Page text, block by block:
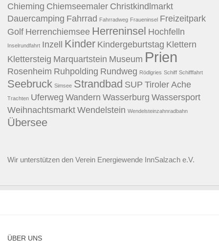
Chieming Chiemseemaler Christkindlmarkt
Dauercamping Fahrrad Fahrradweg Fraueninsel Freizeitpark
Golf Herrenchiemsee Herreninsel Hochfelln
Inselrundfahrt Inzell Kinder Kindergeburtstag Klettern
Klettersteig Marquartstein Museum Prien
Rosenheim Ruhpolding Rundweg Rödlgries Schiff Schifffahrt
Seebruck Simsee Strandbad SUP Tiroler Ache
Trachten Uferweg Wandern Wasserburg Wassersport
Weihnachtsmarkt Wendelstein Wendelsteinzahnradbahn
Übersee
Wir unterstützen den Verein Energiewende InnSalzach e.V.
ÜBER UNS